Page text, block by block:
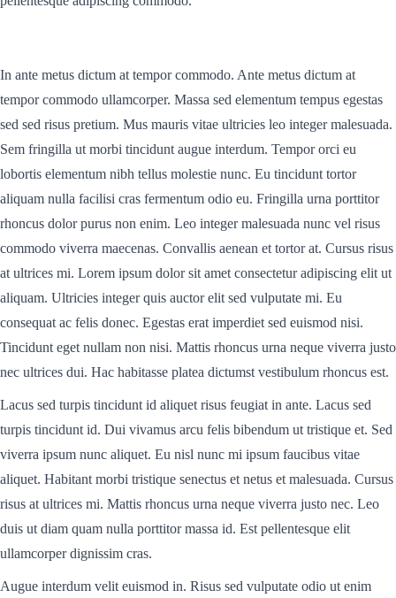
In ante metus dictum at tempor commodo. Ante metus dictum at
tempor commodo ullamcorper. Massa sed elementum tempus egestas
sed sed risus pretium. Mus mauris vitae ultricies leo integer malesuada.
Sem fringilla ut morbi tincidunt augue interdum. Tempor orci eu
lobortis elementum nibh tellus molestie nunc. Eu tincidunt tortor
aliquam nulla facilisi cras fermentum odio eu. Fringilla urna porttitor
rhoncus dolor purus non enim. Leo integer malesuada nunc vel risus
commodo viverra maecenas. Convallis aenean et tortor at. Cursus risus
at ultrices mi. Lorem ipsum dolor sit amet consectetur adipiscing elit ut
aliquam. Ultricies integer quis auctor elit sed vulputate mi. Eu
consequat ac felis donec. Egestas erat imperdiet sed euismod nisi.
Tincidunt eget nullam non nisi. Mattis rhoncus urna neque viverra justo
nec ultrices dui. Hac habitasse platea dictumst vestibulum rhoncus est.
Lacus sed turpis tincidunt id aliquet risus feugiat in ante. Lacus sed
turpis tincidunt id. Dui vivamus arcu felis bibendum ut tristique et. Sed
viverra ipsum nunc aliquet. Eu nisl nunc mi ipsum faucibus vitae
aliquet. Habitant morbi tristique senectus et netus et malesuada. Cursus
risus at ultrices mi. Mattis rhoncus urna neque viverra justo nec. Leo
duis ut diam quam nulla porttitor massa id. Est pellentesque elit
ullamcorper dignissim cras.
Augue interdum velit euismod in. Risus sed vulputate odio ut enim